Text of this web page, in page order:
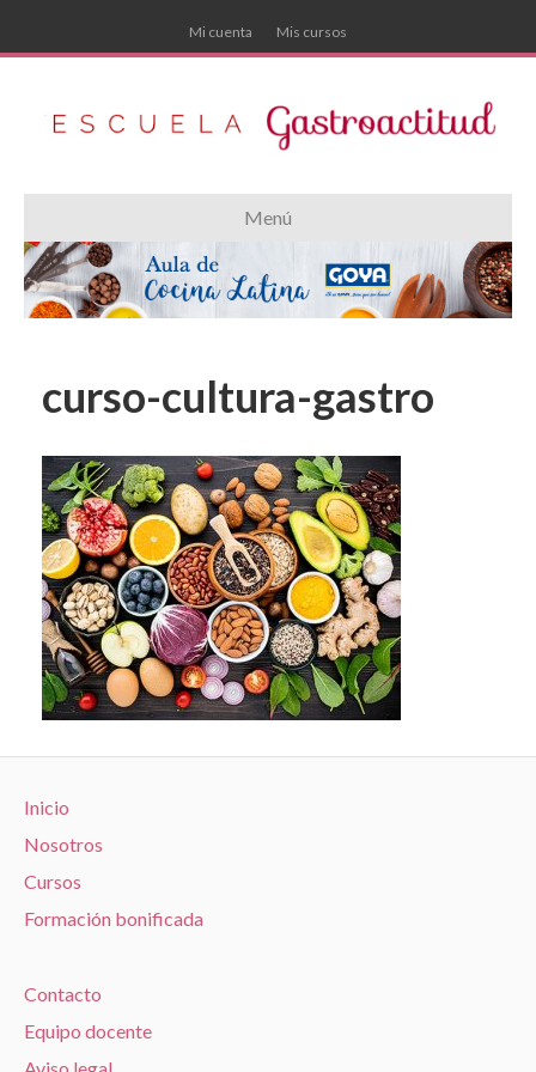
Mi cuenta Mis cursos
Menú
curso-cultura-gastro
Inicio
Nosotros
Cursos
Formación bonificada
Contacto
Equipo docente